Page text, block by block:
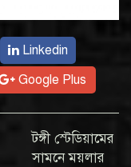
Linkedin
Google Plus
টঙ্গী স্টেডিয়ামের
সামনে ময়লার